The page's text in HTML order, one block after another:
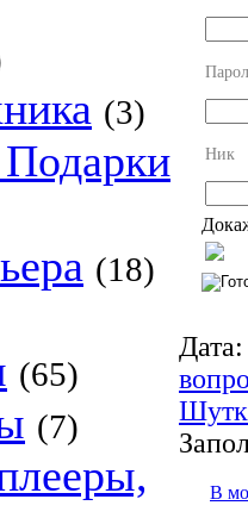
(3)
(18)
(65)
(7)
Ник
Дата:
В